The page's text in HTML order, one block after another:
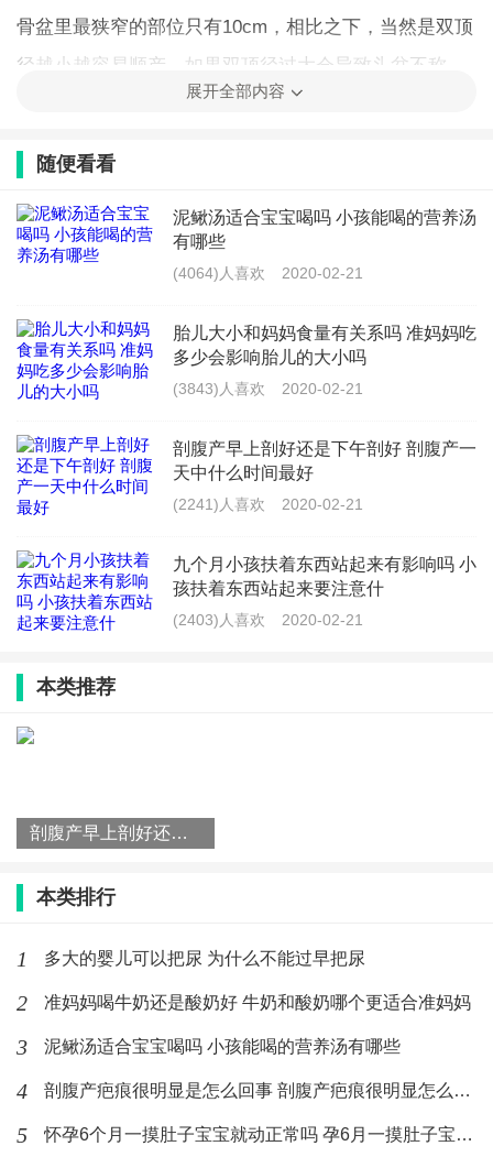
骨盆里最狭窄的部位只有10cm，相比之下，当然是双顶
径越小越容易顺产。如果双顶径过大会导致头盆不称，
胎儿没法入盆，即使胎儿入盆了也会由于双顶径过大被
辛的。胎儿出了骨盆之后还要通过软产道，即会阴口，
如果孕妈妈会因条件比较差，弹性不好，发育不良等也
会给胎儿造成一定的阻力，使得胎儿在产道里停留的时
但是也有一些胎儿双顶径比较大也能顺利分娩的，这是
因为孕妈的骨盆比较大，宽，更有利于胎儿顺利通过。
到了分娩前，孕妈一般都会再做一次b超，医生也会根据
这次b超的结果配合测量产妇的骨盆来判断产妇是不是适
合自然分娩。
孕妇想顺产怎么办
认真产检
食和合适运动的方法进行控制。
科学饮食
种维生素、矿物质，中孕期开始补充钙，均衡膳食，多
吃新鲜蔬菜水果，多吃瘦肉、鸡蛋、鱼虾等高蛋白食
物，适当减少高糖高盐高脂肪食物。
合理运动
合适的运动是指运动要适量，运动时不感到劳累、运动
展开全部内容
随便看看
泥鳅汤适合宝宝喝吗 小孩能喝的营养汤
有哪些
(4064)人喜欢 2020-02-21
胎儿大小和妈妈食量有关系吗 准妈妈吃
多少会影响胎儿的大小吗
(3843)人喜欢 2020-02-21
剖腹产早上剖好还是下午剖好 剖腹产一
天中什么时间最好
(2241)人喜欢 2020-02-21
九个月小孩扶着东西站起来有影响吗 小
孩扶着东西站起来要注意什
(2403)人喜欢 2020-02-21
本类推荐
剖腹产早上剖好还是下午剖好 剖腹产一天中什么时间最好
本类排行
1 多大的婴儿可以把尿 为什么不能过早把尿
2 准妈妈喝牛奶还是酸奶好 牛奶和酸奶哪个更适合准妈妈
3 泥鳅汤适合宝宝喝吗 小孩能喝的营养汤有哪些
4 剖腹产疤痕很明显是怎么回事 剖腹产疤痕很明显怎么消除
5 怀孕6个月一摸肚子宝宝就动正常吗 孕6月一摸肚子宝宝就动怎么